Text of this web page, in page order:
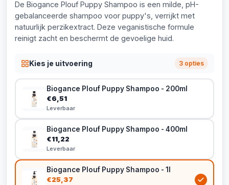
De Biogance Plouf Puppy Shampoo is een milde, pH-
gebalanceerde shampoo voor puppy's, verrijkt met
natuurlijk perzikextract. Deze veganistische formule
reinigt zacht en beschermt de gevoelige huid.
Kies je uitvoering 3 opties
Biogance Plouf Puppy Shampoo - 200ml
€6,51
Leverbaar
Biogance Plouf Puppy Shampoo - 400ml
€11,22
Leverbaar
Biogance Plouf Puppy Shampoo - 1l
€25,37